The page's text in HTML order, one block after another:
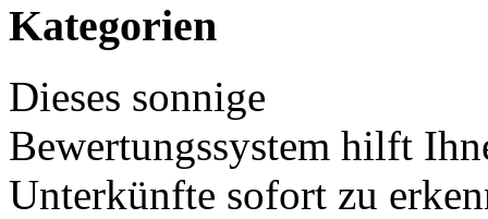
Kategorien
Dieses sonnige
Bewertungssystem hilft
Unterkünfte sofort zu